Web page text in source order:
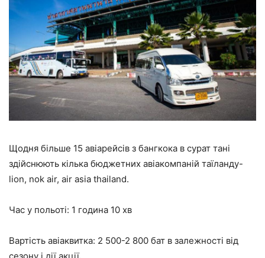
Щодня більше 15 авіарейсів з бангкока в сурат тані
здійснюють кілька бюджетних авіакомпаній таїланду-
lion, nok air, air asia thailand.
Час у польоті: 1 година 10 хв
Вартість авіаквитка: 2 500-2 800 бат в залежності від